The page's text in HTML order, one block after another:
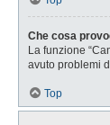
Che cosa
La funzione
avuto problemi
Top